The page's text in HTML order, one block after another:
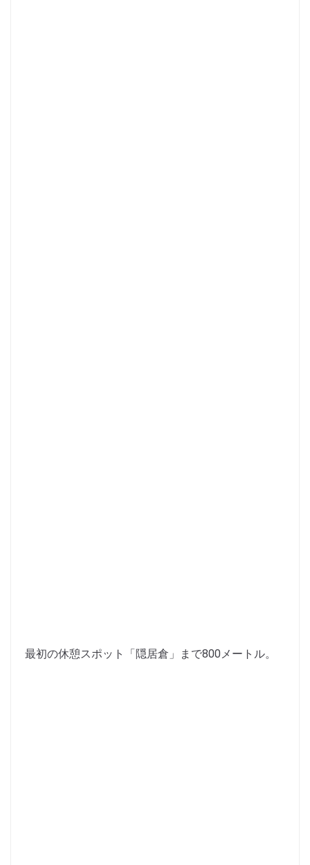
最初の休憩スポット「隠居倉」まで800メートル。